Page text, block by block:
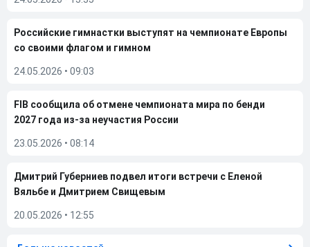
Российские гимнастки выступят на чемпионате Европы
со своими флагом и гимном
24.05.2026 • 09:03
FIB сообщила об отмене чемпионата мира по бенди
2027 года из-за неучастия России
23.05.2026 • 08:14
Дмитрий Губерниев подвел итоги встречи с Еленой
Вяльбе и Дмитрием Свищевым
20.05.2026 • 12:55